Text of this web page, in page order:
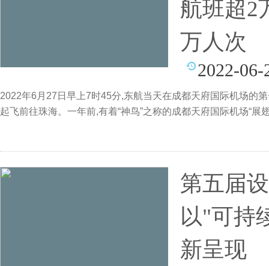
航班超2
万人次
2022-06-
2022年6月27日早上7时45分,东航当天在成都天府国际机场的
起飞前往珠海。一年前,有着“神鸟”之称的成都天府国际机场“展
第五届
以"可持
新呈现